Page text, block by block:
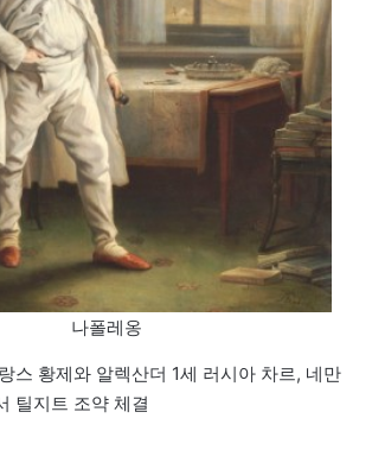
나폴레옹
스 황제와 알렉산더 1세 러시아 차르, 네만
틸지트 조약 체결